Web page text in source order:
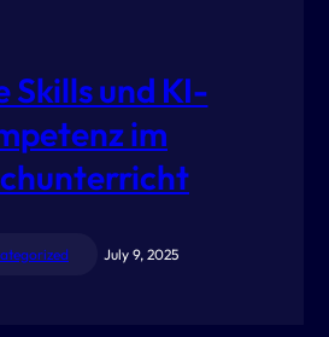
Skills und KI-
im
July 9, 2025